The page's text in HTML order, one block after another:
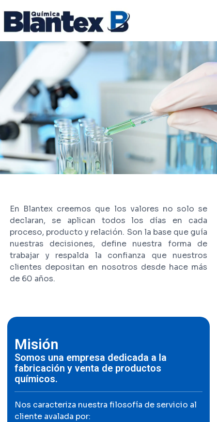
En Blantex creemos que los valores no solo se
declaran, se aplican todos los días en cada
proceso, producto y relación. Son la base que guía
nuestras decisiones, define nuestra forma de
trabajar y respalda la confianza que nuestros
clientes depositan en nosotros desde hace más
de 60 años.
Misión
Somos una empresa dedicada a la
fabricación y venta de productos
químicos.
Nos caracteriza nuestra filosofía de servicio al
cliente avalada por: